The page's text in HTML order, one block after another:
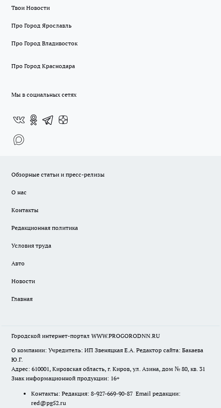
Твои Новости
Про Город Ярославль
Про Город Владивосток
Про Город Краснодара
Мы в социальных сетях
Обзорные статьи и пресс-релизы
О нас
Контакты
Редакционная политика
Условия труда
Авто
Новости
Главная
Городской интернет-портал WWW.PROGORODNN.RU
О компании: Учредитель: ИП Звеняцкая Е.А. Редактор сайта: Бакаева
Ю.Г.
Адрес: 610001, Кировская область, г. Киров, ул. Азина, дом № 80, кв. 31
Знак информационной продукции: 16+
Контакты: Редакция: 8-927-669-90-87 Email редакции:
red@pg52.ru